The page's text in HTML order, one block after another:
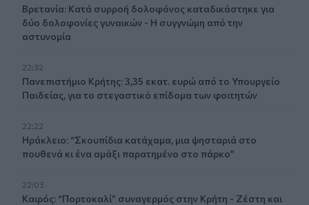
Βρετανία: Κατά συρροή δολοφόνος καταδικάστηκε για
δύο δολοφονίες γυναικών - Η συγγνώμη από την
αστυνομία
22:32
Πανεπιστήμιο Κρήτης: 3,35 εκατ. ευρώ από το Υπουργείο
Παιδείας, για το στεγαστικό επίδομα των φοιτητών
22:22
Ηράκλειο: “Σκουπίδια κατάχαμα, μια ψησταριά στο
πουθενά κι ένα αμάξι παρατημένο στο πάρκο”
22:03
Καιρός: “Πορτοκαλί” συναγερμός στην Κρήτη - Ζέστη και